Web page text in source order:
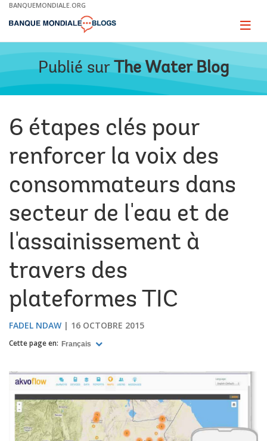
Skip
Main
BANQUEMONDIALE.ORG
Page
Publié sur The Water Blog
6 étapes clés pour
renforcer la voix des
consommateurs dans
secteur de l'eau et de
l'assainissement à
travers des
plateformes TIC
FADEL NDAW 16 OCTOBRE 2015
Cette page en: Français